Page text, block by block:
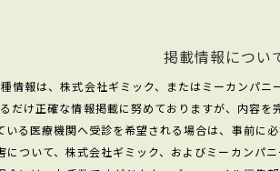
掲載情報につい
情報は、株式会社ギミック、またはミーカンパニ
だけ正確な情報掲載に努めておりますが、内容を
いる医療機関へ受診を希望される場合は、事前に
ついて、株式会社ギミック、およびミーカンパ